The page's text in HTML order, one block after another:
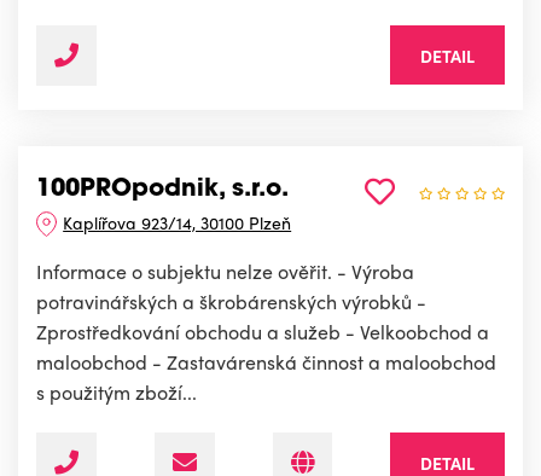
DETAIL
100PROpodnik, s.r.o.
Kaplířova 923/14, 30100 Plzeň
Informace o subjektu nelze ověřit. - Výroba
potravinářských a škrobárenských výrobků -
Zprostředkování obchodu a služeb - Velkoobchod a
maloobchod - Zastavárenská činnost a maloobchod
s použitým zboží...
DETAIL